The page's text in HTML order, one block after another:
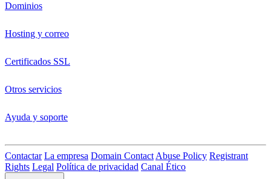
Dominios
Hosting y correo
Certificados SSL
Otros servicios
Ayuda y soporte
Contactar La empresa Domain Contact Abuse Policy Registrant
Rights Legal Política de privacidad Canal Ético